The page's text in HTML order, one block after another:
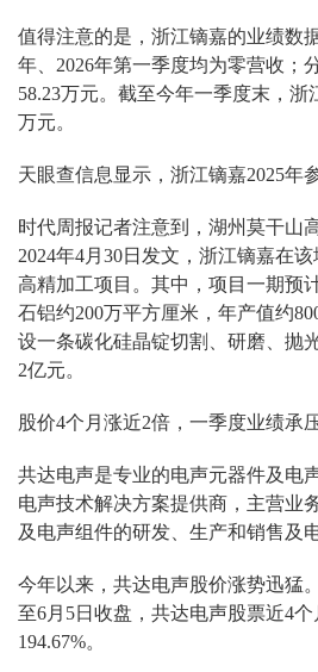
值得注意的是，浙江镝嘉的业绩数
年、2026年第一季度均为零营收；
58.23万元。截至今年一季度末，浙
万元。
天眼查信息显示，浙江镝嘉2025年
时代周报记者注意到，湖州莫干山
2024年4月30日发文，浙江镝嘉在
高精加工项目。其中，项目一期预
石铝约200万平方厘米，年产值约
设一条碳化硅晶锭切割、研磨、抛
2亿元。
股价4个月涨近2倍，一季度业绩承
共达电声是专业的电声元器件及电
电声技术解决方案提供商，主营业
及电声组件的研发、生产和销售及
今年以来，共达电声股价涨势迅猛
至6月5日收盘，共达电声股票近4
194.67%。